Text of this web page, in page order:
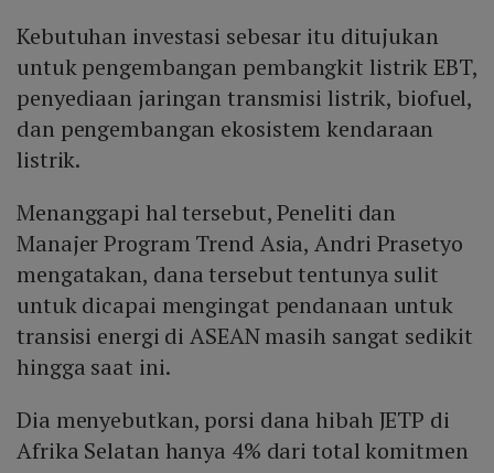
Kebutuhan investasi sebesar itu ditujukan
untuk pengembangan pembangkit listrik EBT,
penyediaan jaringan transmisi listrik, biofuel,
dan pengembangan ekosistem kendaraan
listrik.
Menanggapi hal tersebut, Peneliti dan
Manajer Program Trend Asia, Andri Prasetyo
mengatakan, dana tersebut tentunya sulit
untuk dicapai mengingat pendanaan untuk
transisi energi di ASEAN masih sangat sedikit
hingga saat ini.
Dia menyebutkan, porsi dana hibah JETP di
Afrika Selatan hanya 4% dari total komitmen